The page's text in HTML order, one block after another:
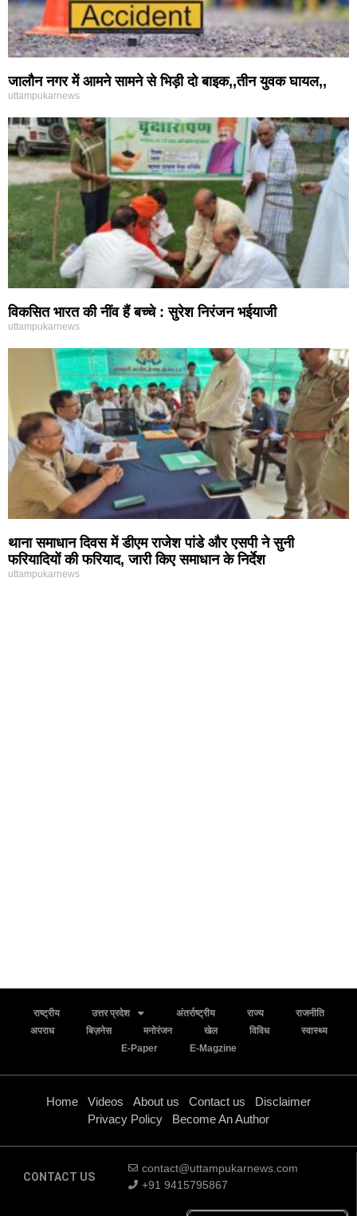
जालौन नगर में आमने सामने से भिड़ी दो बाइक,,तीन युवक घायल,,
uttampukarnews
विकसित भारत की नींव हैं बच्चे : सुरेश निरंजन भईयाजी
uttampukarnews
थाना समाधान दिवस में डीएम राजेश पांडे और एसपी ने सुनी
फरियादियों की फरियाद, जारी किए समाधान के निर्देश
uttampukarnews
राष्ट्रीय उत्तर प्रदेश अंतर्राष्ट्रीय राज्य
राजनीति
अपराध
बिज़नेस मनोरंजन खेल विविध
स्वास्थ्य
E-Paper
E-Magzine
Home Videos About us Contact us
Disclaimer
Privacy Policy
Become An Author
CONTACT US
contact@uttampukarnews.com
+91 9415795867